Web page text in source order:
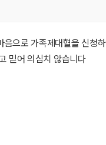
으로 가족제대혈을 신청
믿어 의심치 않습니다